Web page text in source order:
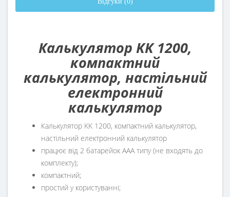
Калькулятор KK 1200,
компактний
калькулятор, настільний
електронний
калькулятор
Калькулятор KK 1200, компактний калькулятор,
настільний електронний калькулятор
працює від 2 батарейок ААА типу (не входять до
комплекту);
компактний;
простий у користуванні;